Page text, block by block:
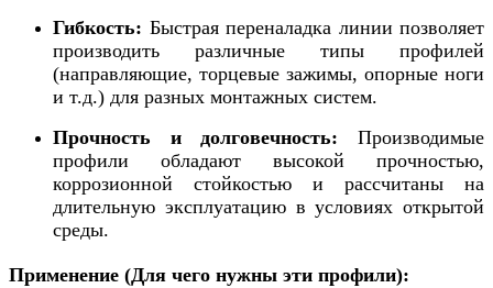
Гибкость: Быстрая переналадка линии позволяет
производить различные типы профилей
(направляющие, торцевые зажимы, опорные ноги
и т.д.) для разных монтажных систем.
Прочность и долговечность: Производимые
профили обладают высокой прочностью,
коррозионной стойкостью и рассчитаны на
длительную эксплуатацию в условиях открытой
среды.
Применение (Для чего нужны эти профили):